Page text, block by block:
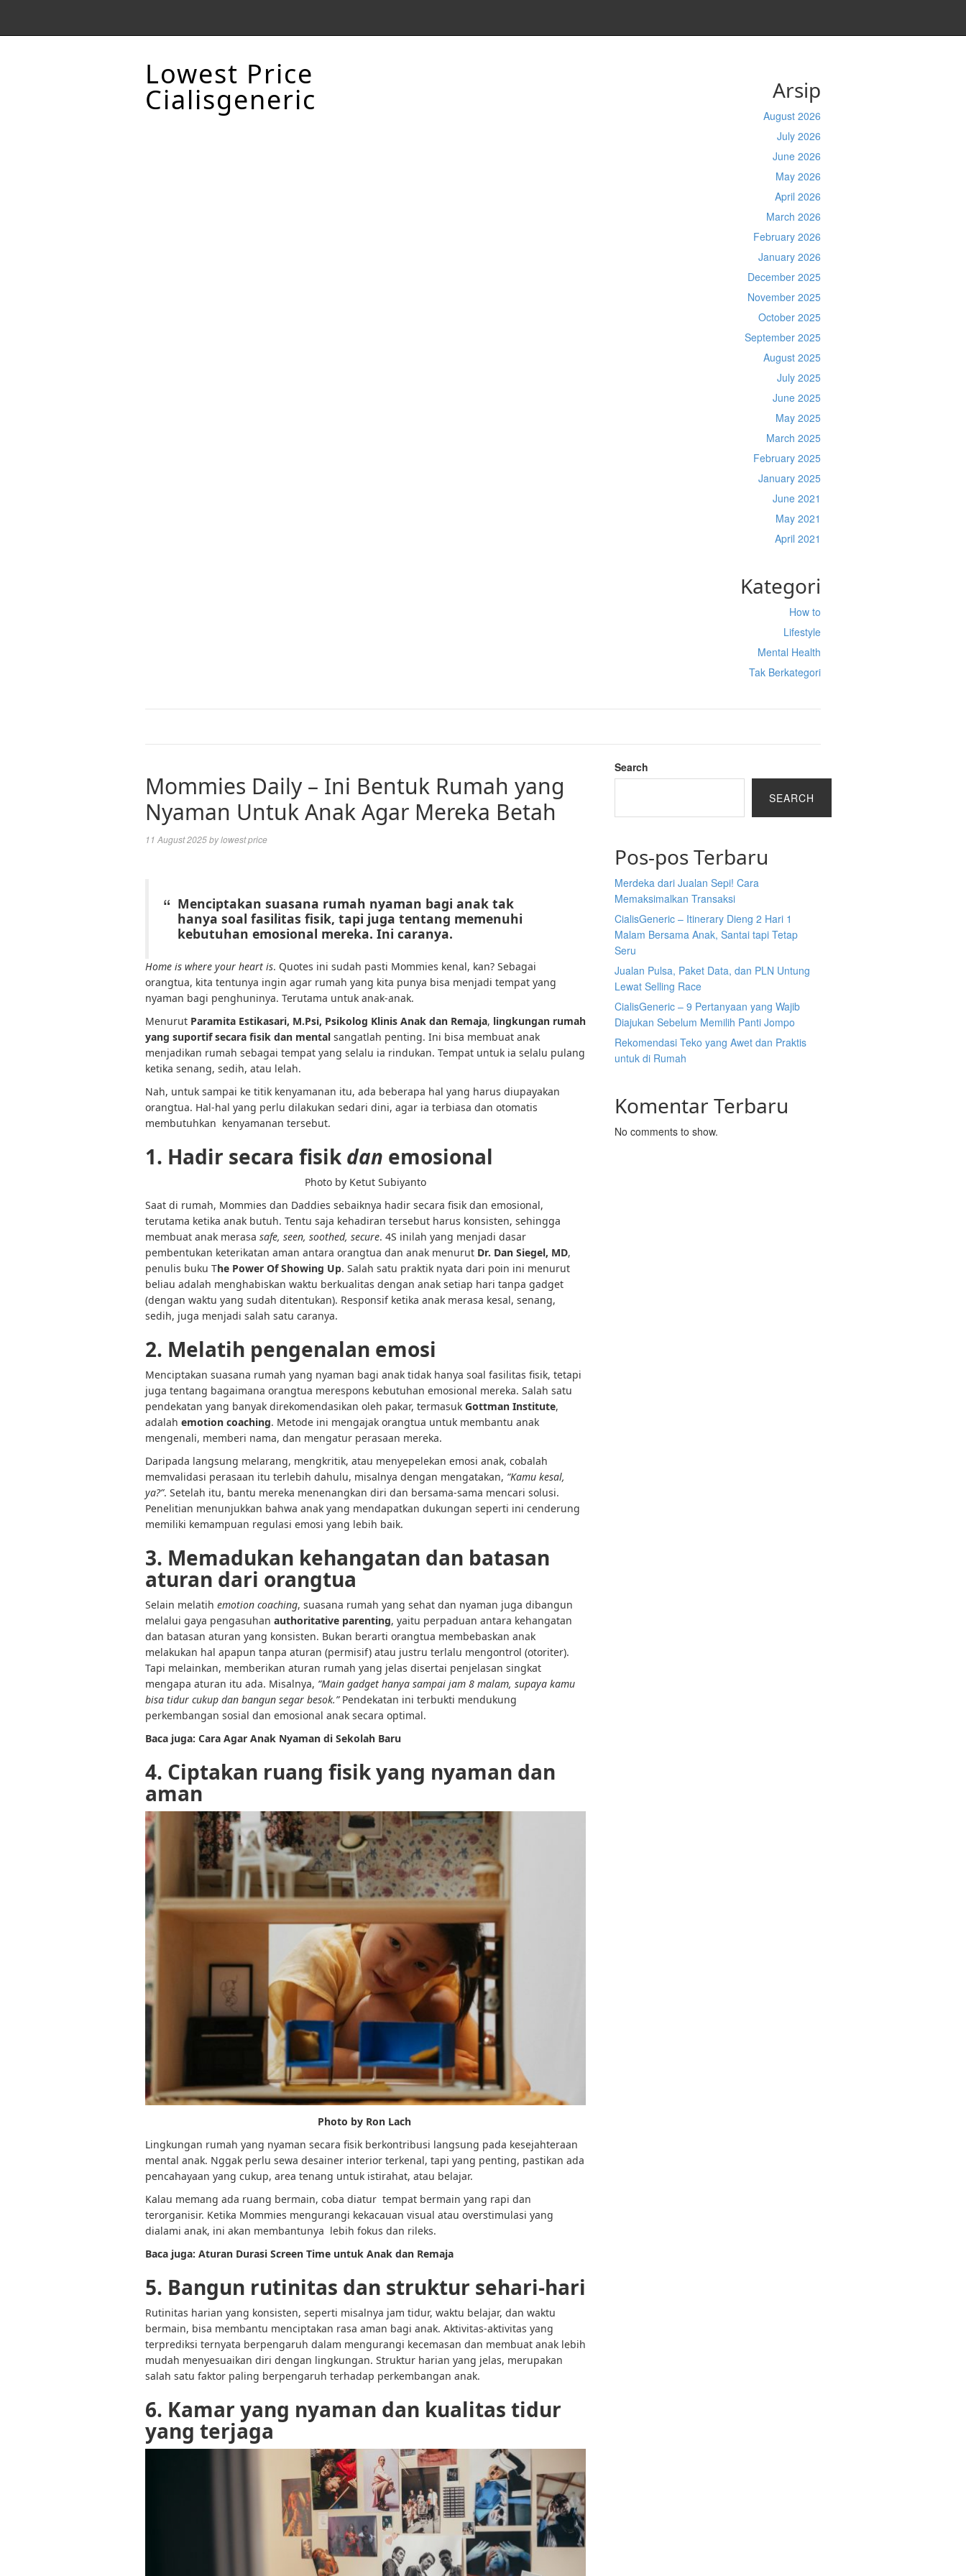
Lowest Price
Cialisgeneric Arsip
August 2026
July 2026
June 2026
May 2026
April 2026
March 2026
February 2026
January 2026
December 2025
November 2025
October 2025
September 2025
August 2025
July 2025
June 2025
May 2025
March 2025
February 2025
January 2025
June 2021
May 2021
April 2021
Kategori
How to
Lifestyle
Mental Health
Tak Berkategori
Mommies Daily – Ini Bentuk Rumah yang
Nyaman Untuk Anak Agar Mereka Betah
11 August 2025bylowest price
Menciptakan suasana rumah nyaman bagi anak tak
hanya soal fasilitas fisik, tapi juga tentang memenuhi
kebutuhan emosional mereka. Ini caranya.
Home is where your heart is. Quotes ini sudah pasti Mommies kenal, kan? Sebagai
orangtua, kita tentunya ingin agar rumah yang kita punya bisa menjadi tempat yang
nyaman bagi penghuninya. Terutama untuk anak-anak.
Menurut Paramita Estikasari, M.Psi, Psikolog Klinis Anak dan Remaja, lingkungan rumah
yang suportif secara fisik dan mental sangatlah penting. Ini bisa membuat anak
menjadikan rumah sebagai tempat yang selalu ia rindukan. Tempat untuk ia selalu pulang
ketika senang, sedih, atau lelah.
Nah, untuk sampai ke titik kenyamanan itu, ada beberapa hal yang harus diupayakan
orangtua. Hal-hal yang perlu dilakukan sedari dini, agar ia terbiasa dan otomatis
membutuhkan kenyamanan tersebut.
1. Hadir secara fisik dan emosional
Photo by Ketut Subiyanto
Saat di rumah, Mommies dan Daddies sebaiknya hadir secara fisik dan emosional,
terutama ketika anak butuh. Tentu saja kehadiran tersebut harus konsisten, sehingga
membuat anak merasa safe, seen, soothed, secure. 4S inilah yang menjadi dasar
pembentukan keterikatan aman antara orangtua dan anak menurut Dr. Dan Siegel, MD,
penulis buku The Power Of Showing Up. Salah satu praktik nyata dari poin ini menurut
beliau adalah menghabiskan waktu berkualitas dengan anak setiap hari tanpa gadget
(dengan waktu yang sudah ditentukan). Responsif ketika anak merasa kesal, senang,
sedih, juga menjadi salah satu caranya.
2. Melatih pengenalan emosi
Menciptakan suasana rumah yang nyaman bagi anak tidak hanya soal fasilitas fisik, tetapi
juga tentang bagaimana orangtua merespons kebutuhan emosional mereka. Salah satu
pendekatan yang banyak direkomendasikan oleh pakar, termasuk Gottman Institute,
adalah emotion coaching. Metode ini mengajak orangtua untuk membantu anak
mengenali, memberi nama, dan mengatur perasaan mereka.
Daripada langsung melarang, mengkritik, atau menyepelekan emosi anak, cobalah
memvalidasi perasaan itu terlebih dahulu, misalnya dengan mengatakan, “Kamu kesal,
ya?”. Setelah itu, bantu mereka menenangkan diri dan bersama-sama mencari solusi.
Penelitian menunjukkan bahwa anak yang mendapatkan dukungan seperti ini cenderung
memiliki kemampuan regulasi emosi yang lebih baik.
3. Memadukan kehangatan dan batasan
aturan dari orangtua
Selain melatih emotion coaching, suasana rumah yang sehat dan nyaman juga dibangun
melalui gaya pengasuhan authoritative parenting, yaitu perpaduan antara kehangatan
dan batasan aturan yang konsisten. Bukan berarti orangtua membebaskan anak
melakukan hal apapun tanpa aturan (permisif) atau justru terlalu mengontrol (otoriter).
Tapi melainkan, memberikan aturan rumah yang jelas disertai penjelasan singkat
mengapa aturan itu ada. Misalnya, “Main gadget hanya sampai jam 8 malam, supaya kamu
bisa tidur cukup dan bangun segar besok.”Pendekatan ini terbukti mendukung
perkembangan sosial dan emosional anak secara optimal.
Baca juga: Cara Agar Anak Nyaman di Sekolah Baru
4. Ciptakan ruang fisik yang nyaman dan
aman
Photo by Ron Lach
Lingkungan rumah yang nyaman secara fisik berkontribusi langsung pada kesejahteraan
mental anak. Nggak perlu sewa desainer interior terkenal, tapi yang penting, pastikan ada
pencahayaan yang cukup, area tenang untuk istirahat, atau belajar.
Kalau memang ada ruang bermain, coba diatur tempat bermain yang rapi dan
terorganisir. Ketika Mommies mengurangi kekacauan visual atau overstimulasi yang
dialami anak, ini akan membantunya lebih fokus dan rileks.
Baca juga: Aturan Durasi Screen Time untuk Anak dan Remaja
5. Bangun rutinitas dan struktur sehari-hari
Rutinitas harian yang konsisten, seperti misalnya jam tidur, waktu belajar, dan waktu
bermain, bisa membantu menciptakan rasa aman bagi anak. Aktivitas-aktivitas yang
terprediksi ternyata berpengaruh dalam mengurangi kecemasan dan membuat anak lebih
mudah menyesuaikan diri dengan lingkungan. Struktur harian yang jelas, merupakan
salah satu faktor paling berpengaruh terhadap perkembangan anak.
6. Kamar yang nyaman dan kualitas tidur
yang terjaga
Search
SEARCH
Pos-pos Terbaru
Merdeka dari Jualan Sepi! Cara
Memaksimalkan Transaksi
CialisGeneric – Itinerary Dieng 2 Hari 1
Malam Bersama Anak, Santai tapi Tetap
Seru
Jualan Pulsa, Paket Data, dan PLN Untung
Lewat Selling Race
CialisGeneric – 9 Pertanyaan yang Wajib
Diajukan Sebelum Memilih Panti Jompo
Rekomendasi Teko yang Awet dan Praktis
untuk di Rumah
Komentar Terbaru
No comments to show.